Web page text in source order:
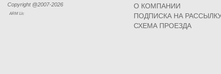
Copyright @2007-2026
ARM Llc
О КОМПАНИИ
ПОДПИСКА НА
СХЕМА ПРОЕЗДА